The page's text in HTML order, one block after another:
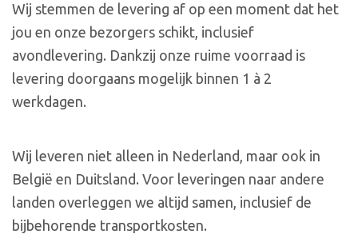
Wij stemmen de levering af op een moment dat het
jou en onze bezorgers schikt, inclusief
avondlevering. Dankzij onze ruime voorraad is
levering doorgaans mogelijk binnen 1 à 2
werkdagen.
Wij leveren niet alleen in Nederland, maar ook in
België en Duitsland. Voor leveringen naar andere
landen overleggen we altijd samen, inclusief de
bijbehorende transportkosten.